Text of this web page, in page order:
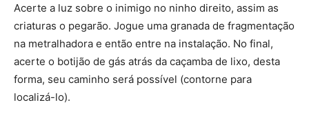
Acerte a luz sobre o inimigo no ninho direito, assim as
criaturas o pegarão. Jogue uma granada de fragmentação
na metralhadora e então entre na instalação. No final,
acerte o botijão de gás atrás da caçamba de lixo, desta
forma, seu caminho será possível (contorne para
localizá-lo).